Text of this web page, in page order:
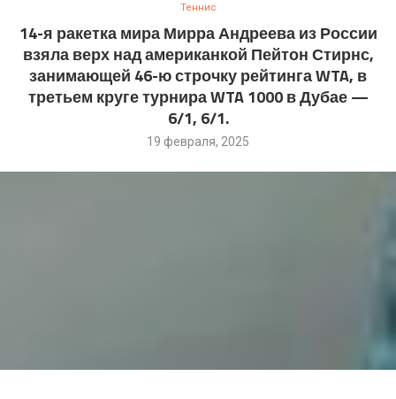
Теннис
14-я ракетка мира Мирра Андреева из России
взяла верх над американкой Пейтон Стирнс,
занимающей 46-ю строчку рейтинга WTA, в
третьем круге турнира WTA 1000 в Дубае —
6/1, 6/1.
19 февраля, 2025